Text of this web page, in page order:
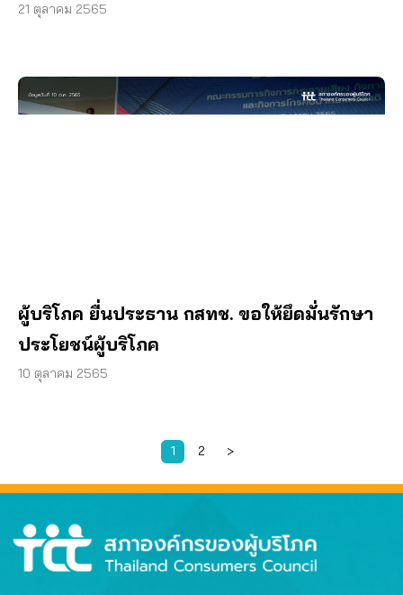
21 ตุลาคม 2565
ผู้บริโภค ยื่นประธาน กสทช. ขอให้ยึดมั่นรักษา
ประโยชน์ผู้บริโภค
10 ตุลาคม 2565
1 2 >